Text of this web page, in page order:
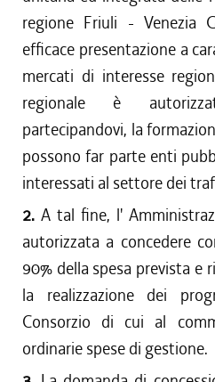
regione Friuli - Venezia
efficace presentazione a
mercati di interesse
regionale è
partecipandovi, la
possono far parte enti
interessati al settore dei
2. A tal fine, l'
autorizzata a concedere
90% della spesa prevista e
la realizzazione dei
Consorzio di cui al
ordinarie spese di gestione.